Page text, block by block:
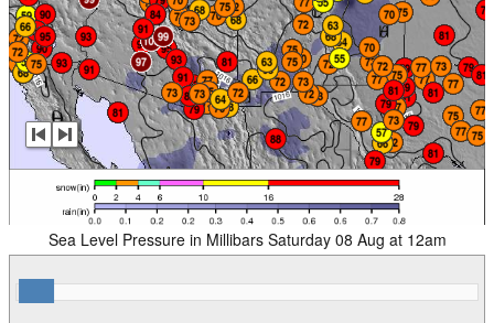
Sea Level Pressure in Millibars Saturday 08 Aug at 12am